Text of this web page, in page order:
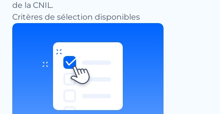
de la CNIL.
Critères de sélection disponibles